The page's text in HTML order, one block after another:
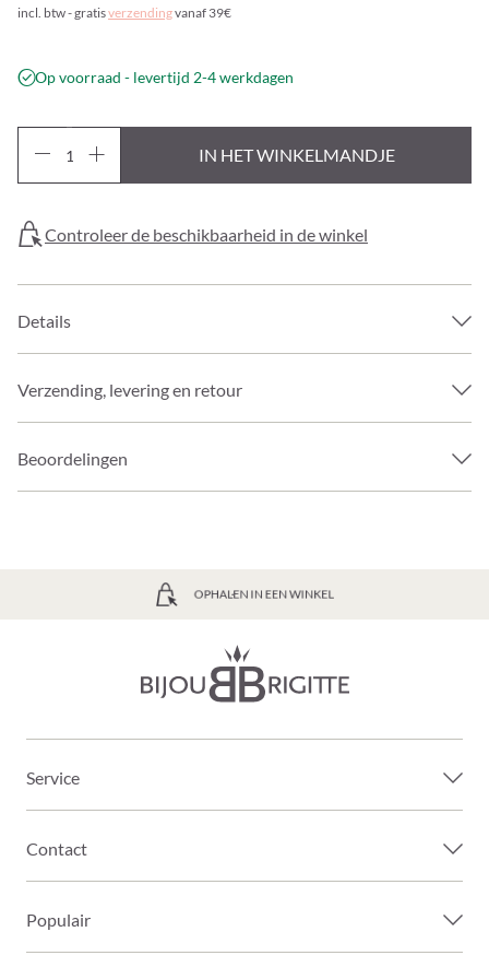
incl. btw - gratisverzendingvanaf 39€
Op voorraad - levertijd 2-4 werkdagen
IN HET WINKELMANDJE
Controleer de beschikbaarheid in de winkel
Details
Verzending, levering en retour
Beoordelingen
GRATIS VERZENDING VANAF 39€
Service
Contact
Populair